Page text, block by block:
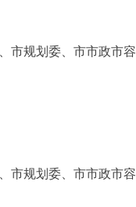
规划委、市市政市
规划委、市市政市